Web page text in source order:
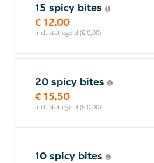
15 spicy bites
€ 12,00
incl. statiegeld (€ 0,00)
20 spicy bites
€ 15,50
incl. statiegeld (€ 0,00)
10 spicy bites